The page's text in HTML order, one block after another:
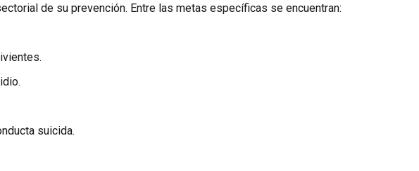
de su prevención. Entre las metas específicas se encuentran:
suicida.